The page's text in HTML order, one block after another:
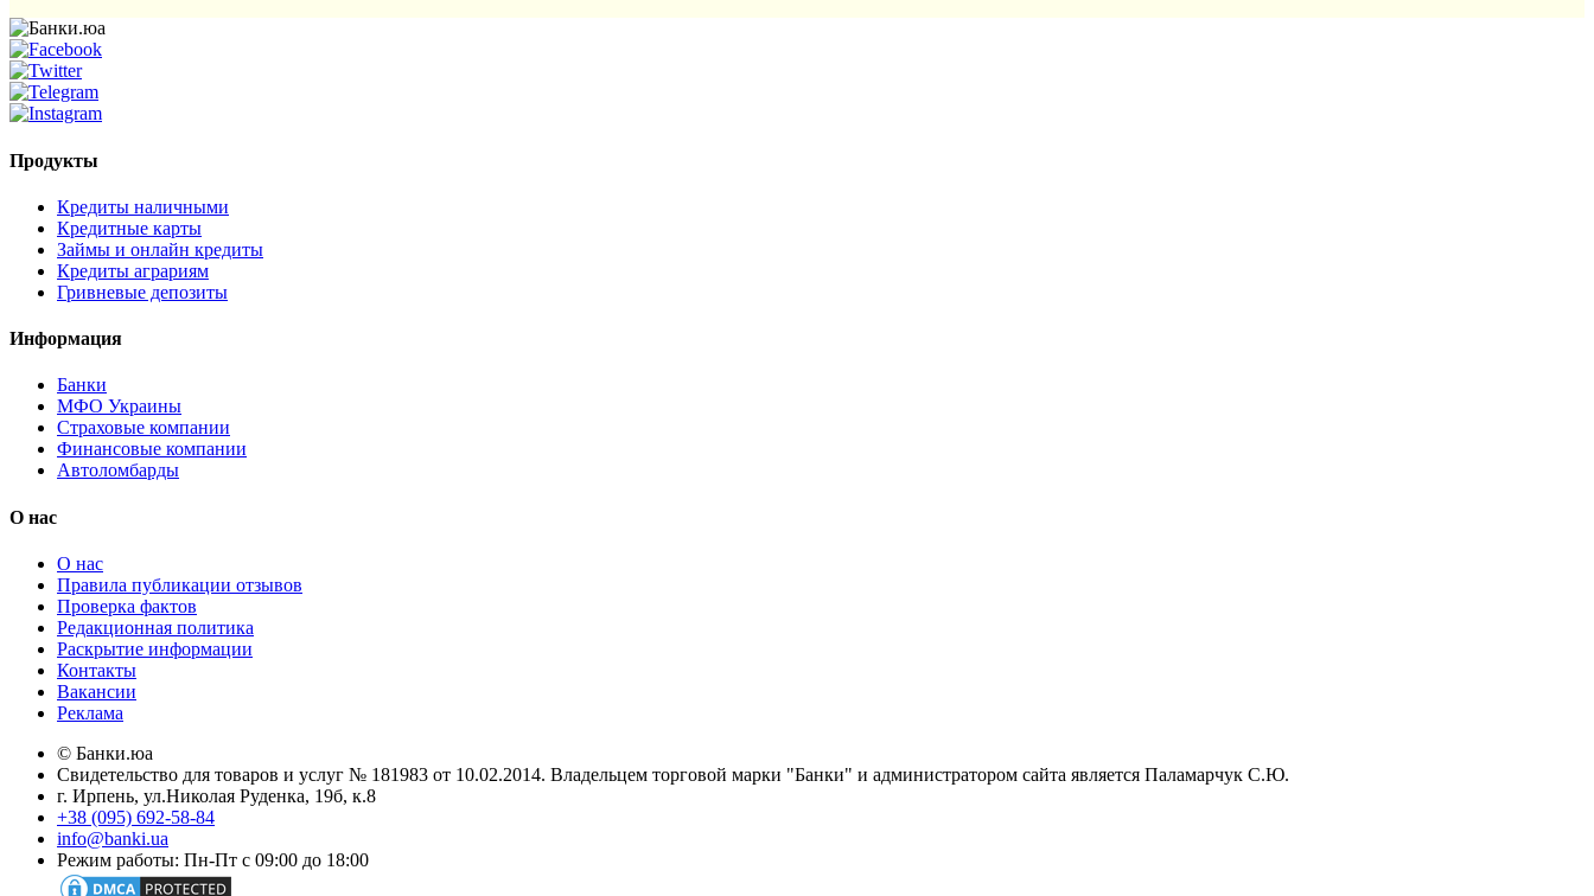
Продукты
Кредиты наличными
Кредитные карты
Займы и онлайн кредиты
Кредиты аграриям
Гривневые депозиты
Информация
Банки
МФО Украины
Страховые компании
Финансовые компании
Автоломбарды
О нас
О нас
Правила публикации отзывов
Проверка фактов
Редакционная политика
Раскрытие информации
Контакты
Вакансии
Реклама
© Банки.юа
Свидетельство для товаров и услуг № 181983 от 10.02.2014. Владельцем торговой марки "Банки" и администратором сайта является Паламарчук С.Ю.
г. Ирпень, ул.Николая Руденка, 19б, к.8
+38 (095) 692-58-84
info@banki.ua
Режим работы: Пн-Пт с 09:00 до 18:00